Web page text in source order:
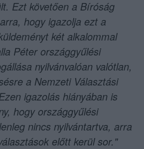
Ezt követően a Bíróság
hogy igazolja ezt a
két alkalommal
Péter országgyűlési
nyilvánvalóan valótlan,
a Nemzeti Választási
igazolás hiányában is
hogy országgyűlési
nincs nyilvántartva, arra
előtt kerül sor."